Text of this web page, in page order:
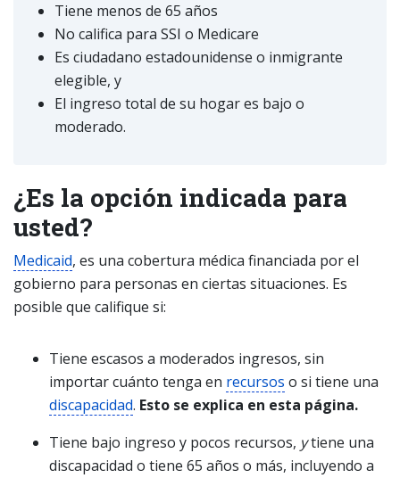
Tiene menos de 65 años
No califica para SSI o Medicare
Es ciudadano estadounidense o inmigrante
elegible, y
El ingreso total de su hogar es bajo o
moderado.
¿Es la opción indicada para
usted?
Medicaid, es una cobertura médica financiada por el
gobierno para personas en ciertas situaciones. Es
posible que califique si:
Tiene escasos a moderados ingresos, sin
importar cuánto tenga en recursos o si tiene una
discapacidad. Esto se explica en esta página.
Tiene bajo ingreso y pocos recursos, ytiene una
discapacidad o tiene 65 años o más, incluyendo a